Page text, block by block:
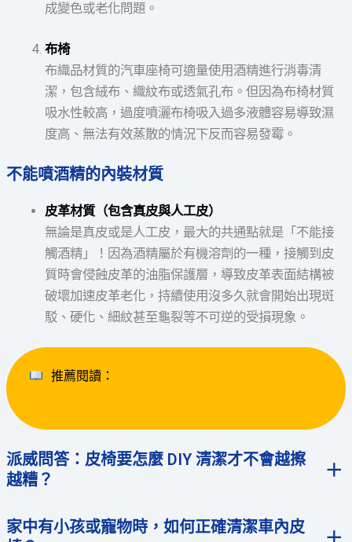
成變色或老化問題。
布椅
布織品材質的汽車座椅可適量使用酒精進行消毒清
潔，包含絨布、織紋布或透氣孔布。但因為布椅材質
吸水性較高，過度噴灑布椅吸入過多液體容易導致濕
度高、無法有效蒸散的情況下反而容易發霉。
不能噴酒精的內裝材質
皮革材質（包含真皮與人工皮）
無論是真皮或是人工皮，最大的共通點就是「不能接
觸酒精」！因為酒精屬於有機溶劑的一種，接觸到皮
質時會侵蝕皮革的油脂保護層，導致皮革表面結構被
破壞加速皮革老化，持續使用沒多久就會開始出現斑
駁、硬化、細紋甚至龜裂等不可逆的受損現象。
推薦閱讀：
派威問答：皮椅要怎麼 DIY 清潔才不會越擦
越糟？
家中有小孩或寵物時，如何正確清潔車內皮